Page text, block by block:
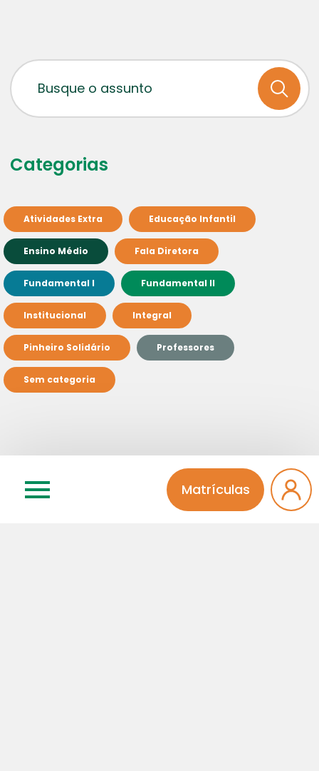
Matrículas
Categorias
Atividades Extra Educação Infantil
Ensino Médio Fala Diretora
Fundamental I Fundamental II
Institucional Integral
Pinheiro Solidário Professores
Sem categoria